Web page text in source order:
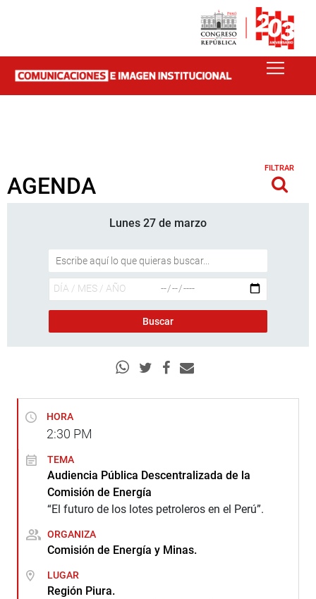
AGENDA
FILTRAR
Lunes 27 de marzo
HORA
2:30 PM
TEMA
Audiencia Pública Descentralizada de la
Comisión de Energía
“El futuro de los lotes petroleros en el Perú”.
ORGANIZA
Comisión de Energía y Minas.
LUGAR
Región Piura.